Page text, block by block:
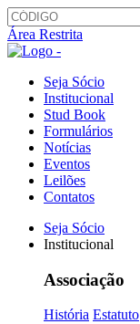
Área Restrita
Seja Sócio
Institucional
Stud Book
Formulários
Notícias
Eventos
Leilões
Contatos
Seja Sócio
Institucional
Associação
História Estatuto